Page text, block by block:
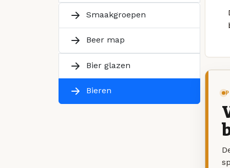
Smaakgroepen
Beer map
Bier glazen
Bieren